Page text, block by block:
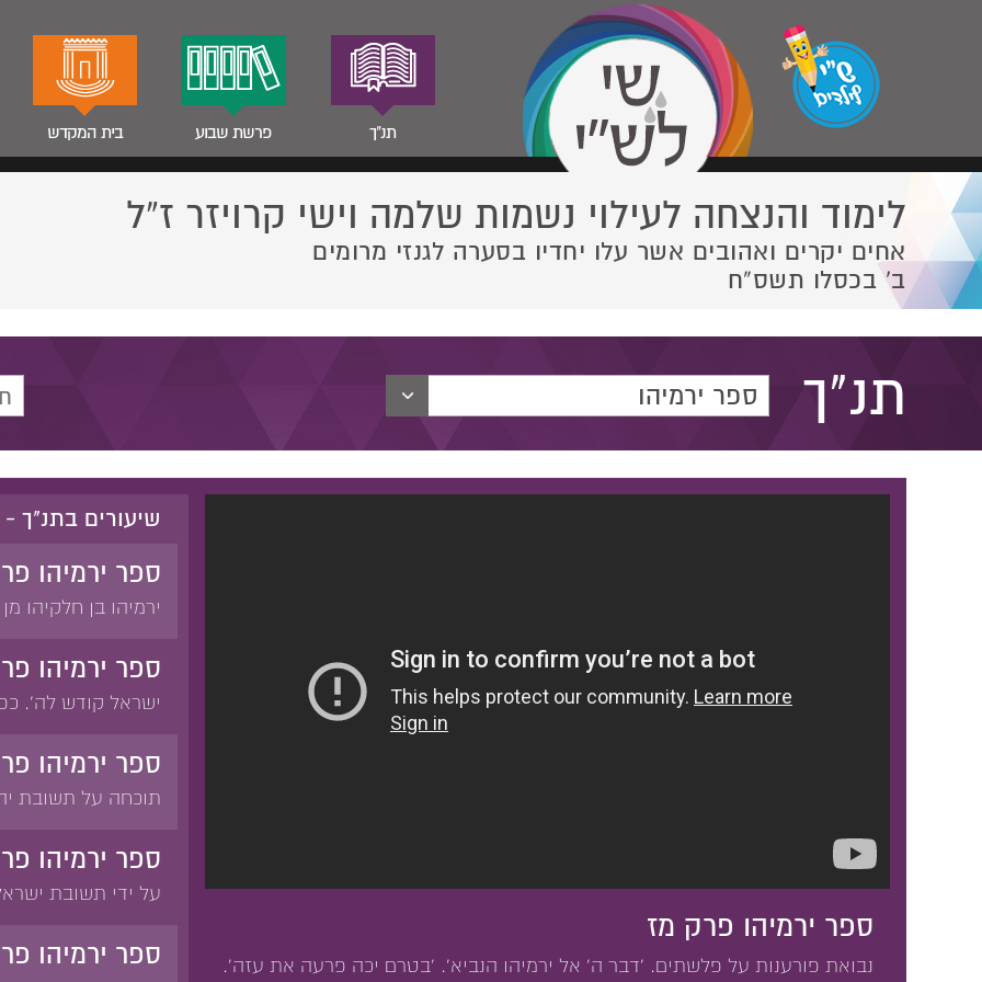
תנ"ך פרשת שבוע בית המקדש
לימוד והנצחה לעילוי נשמות שלמה וישי קרויזר ז”ל
אחים יקרים ואהובים אשר עלו יחדיו בסערה לגנזי מרומים
ב' בכסלו תשס”ח
תנ"ך ספר ירמיהו
ספר ירמיהו פרק מז
נבואת פורענות על פלשתים. 'דבר ה' אל ירמיהו הנביא'. 'בטרם יכה פרעה את עזה'.
שיעורים בתנ"ך
ספר ירמיהו
ירמיהו בן חלקיהו
ידעתיך'. 'לא ידעתי
נפוח. 'מצפון תפתח
ספר ירמיהו
ישראל קודש לה'.
בעת צרה בלבד לא
לא תועיל. 'זכרתי
עשה עמי'.
ספר ירמיהו
תוכחה על תשובת
השבטים לשוב אל
מישראל. וידויו של
ספר ירמיהו
על ידי תשובת
הסיבה לחורבן.
ספר ירמיהו